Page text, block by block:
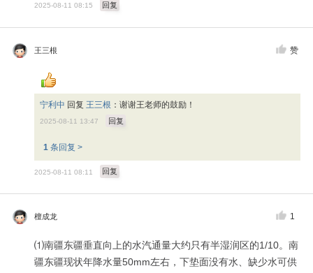
2025-08-11 08:15 回复
王三根 赞
宁利中 回复 王三根 ：谢谢王老师的鼓励！
2025-08-11 13:47 回复
1条回复 >
2025-08-11 08:11 回复
檀成龙 1
⑴南疆东疆垂直向上的水汽通量大约只有半湿润区的1/10。南
疆东疆现状年降水量50mm左右，下垫面没有水、缺少水可供